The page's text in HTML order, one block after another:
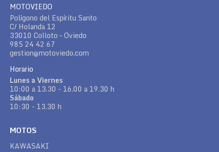
MOTOVIEDO
Polígono del Espíritu Santo
C/ Holanda 12
33010 Colloto – Oviedo
985 24 42 67
gestion@motoviedo.com
Horario
Lunes a Viernes
10:00 a 13.30 - 16.00 a 19.30 h
Sábado
10:30 - 13.30 h
MOTOS
KAWASAKI